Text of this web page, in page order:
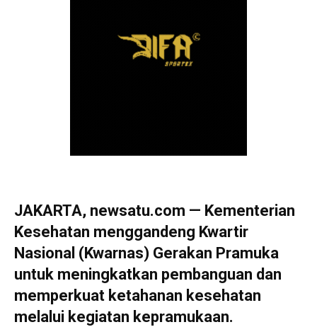
JAKARTA, newsatu.com — Kementerian
Kesehatan menggandeng Kwartir
Nasional (Kwarnas) Gerakan Pramuka
untuk meningkatkan pembanguan dan
memperkuat ketahanan kesehatan
melalui kegiatan kepramukaan.